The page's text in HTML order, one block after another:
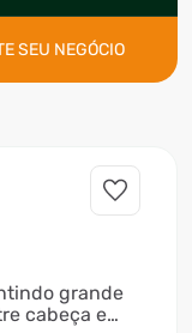
SEU NEGÓCIO
grande
cabeça e